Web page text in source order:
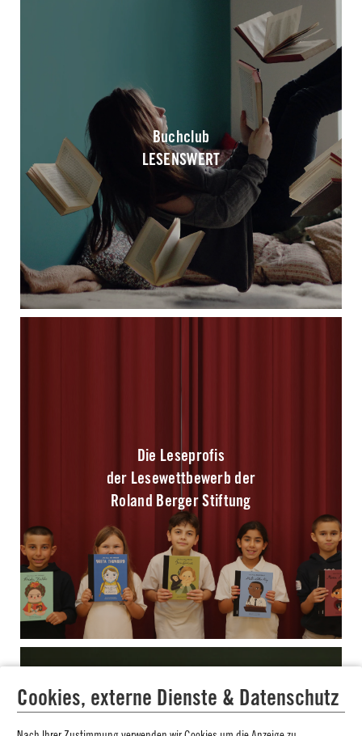
Buchclub
LESENSWERT
Die Leseprofis
der Lesewettbewerb der
Roland Berger Stiftung
Cookies, externe Dienste & Datenschutz